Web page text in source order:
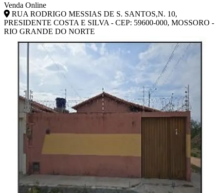
Venda Online
RUA RODRIGO MESSIAS DE S. SANTOS,N. 10,
PRESIDENTE COSTA E SILVA - CEP: 59600-000, MOSSORO -
RIO GRANDE DO NORTE